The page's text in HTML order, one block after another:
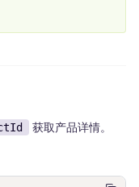
获取产品详情。